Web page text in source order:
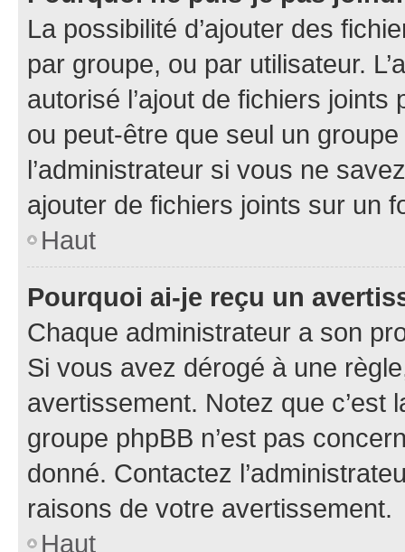
La possibilité d’ajouter des
par groupe, ou par utilisateur.
autorisé l’ajout de fichiers
ou peut-être que seul un
l’administrateur si vous ne
ajouter de fichiers joints sur un
Haut
Pourquoi ai-je reçu un
Chaque administrateur a son
Si vous avez dérogé à une
avertissement. Notez que c’est
groupe phpBB n’est pas
donné. Contactez
raisons de votre avertissement.
Haut